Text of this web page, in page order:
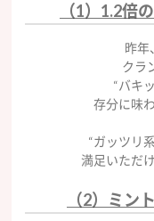
（1）1.2倍
昨年
クラ
“バキ
存分に味
“ガッツリ
満足いただ
（2）ミン